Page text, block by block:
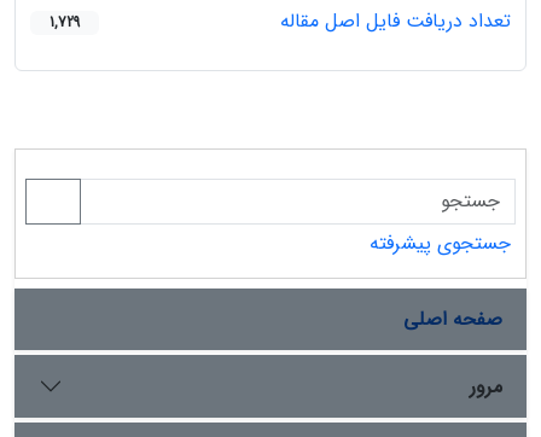
تعداد دریافت فایل اصل مقاله 1,729
جستجوی پیشرفته
صفحه اصلی
مرور